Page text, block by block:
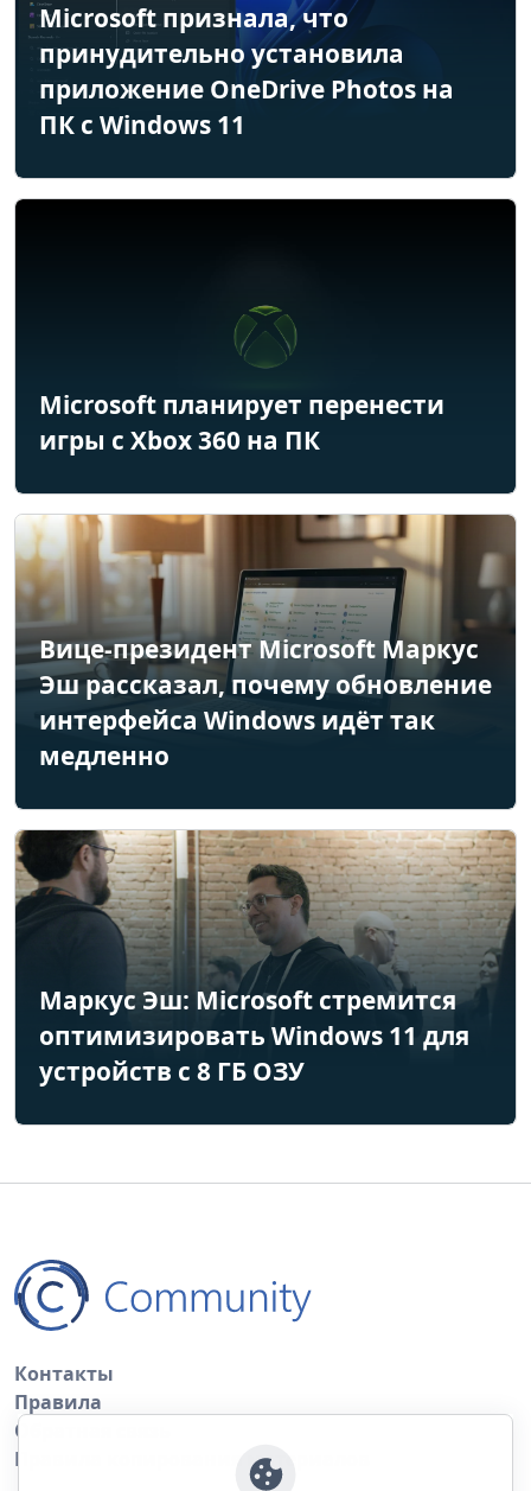
Microsoft признала, что
принудительно установила
приложение OneDrive Photos на
ПК с Windows 11
Microsoft планирует перенести
игры с Xbox 360 на ПК
Вице-президент Microsoft Маркус
Эш рассказал, почему обновление
интерфейса Windows идёт так
медленно
Маркус Эш: Microsoft стремится
оптимизировать Windows 11 для
устройств с 8 ГБ ОЗУ
Контакты
Правила
Обратная связь
Правила копирования материалов